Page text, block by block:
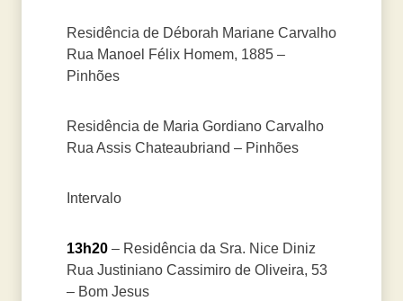
Residência de Déborah Mariane Carvalho
Rua Manoel Félix Homem, 1885 –
Pinhões
Residência de Maria Gordiano Carvalho
Rua Assis Chateaubriand – Pinhões
Intervalo
13h20 – Residência da Sra. Nice Diniz
Rua Justiniano Cassimiro de Oliveira, 53
– Bom Jesus